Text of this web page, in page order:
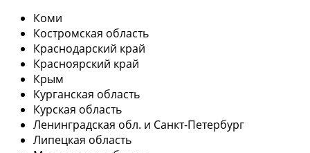
Коми
Костромская область
Краснодарский край
Красноярский край
Крым
Курганская область
Курская область
Ленинградская обл. и Санкт-Петербург
Липецкая область